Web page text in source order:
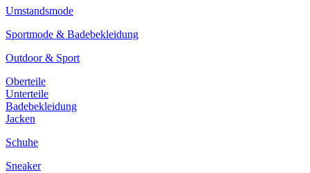
Umstandsmode
Sportmode & Badebekleidung
Outdoor & Sport
Oberteile
Unterteile
Badebekleidung
Jacken
Schuhe
Sneaker